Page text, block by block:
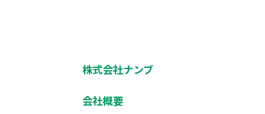
株式会社ナンブ
会社概要